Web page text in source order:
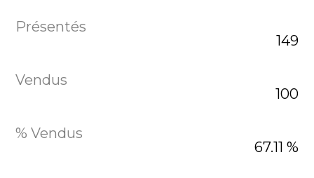
149
100
67.11 %